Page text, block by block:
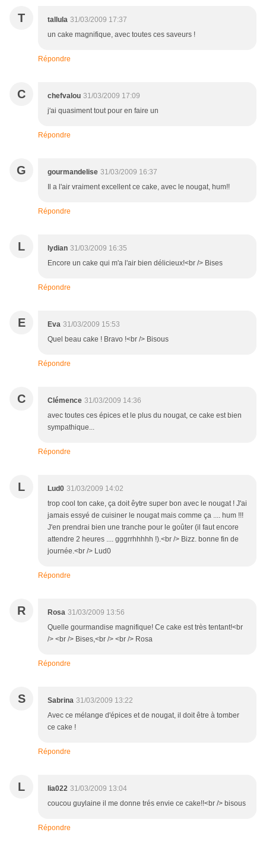
T tallula 31/03/2009 17:37
un cake magnifique, avec toutes ces saveurs !
Répondre
C chefvalou 31/03/2009 17:09
j'ai quasiment tout pour en faire un
Répondre
G gourmandelise 31/03/2009 16:37
Il a l'air vraiment excellent ce cake, avec le nougat, hum!!
Répondre
L lydian 31/03/2009 16:35
Encore un cake qui m'a l'air bien délicieux!<br /> Bises
Répondre
E Eva 31/03/2009 15:53
Quel beau cake ! Bravo !<br /> Bisous
Répondre
C Clémence 31/03/2009 14:36
avec toutes ces épices et le plus du nougat, ce cake est bien
sympathique...
Répondre
L Lud0 31/03/2009 14:02
trop cool ton cake, ça doit êytre super bon avec le nougat ! J'ai
jamais essyé de cuisiner le nougat mais comme ça .... hum !!!
J'en prendrai bien une tranche pour le goûter (il faut encore
attendre 2 heures .... gggrrhhhhh !).<br /> Bizz. bonne fin de
journée.<br /> Lud0
Répondre
R Rosa 31/03/2009 13:56
Quelle gourmandise magnifique! Ce cake est très tentant!<br
/> <br /> Bises,<br /> <br /> Rosa
Répondre
S Sabrina 31/03/2009 13:22
Avec ce mélange d'épices et de nougat, il doit être à tomber
ce cake !
Répondre
L lia022 31/03/2009 13:04
coucou guylaine il me donne trés envie ce cake!!<br /> bisous
Répondre